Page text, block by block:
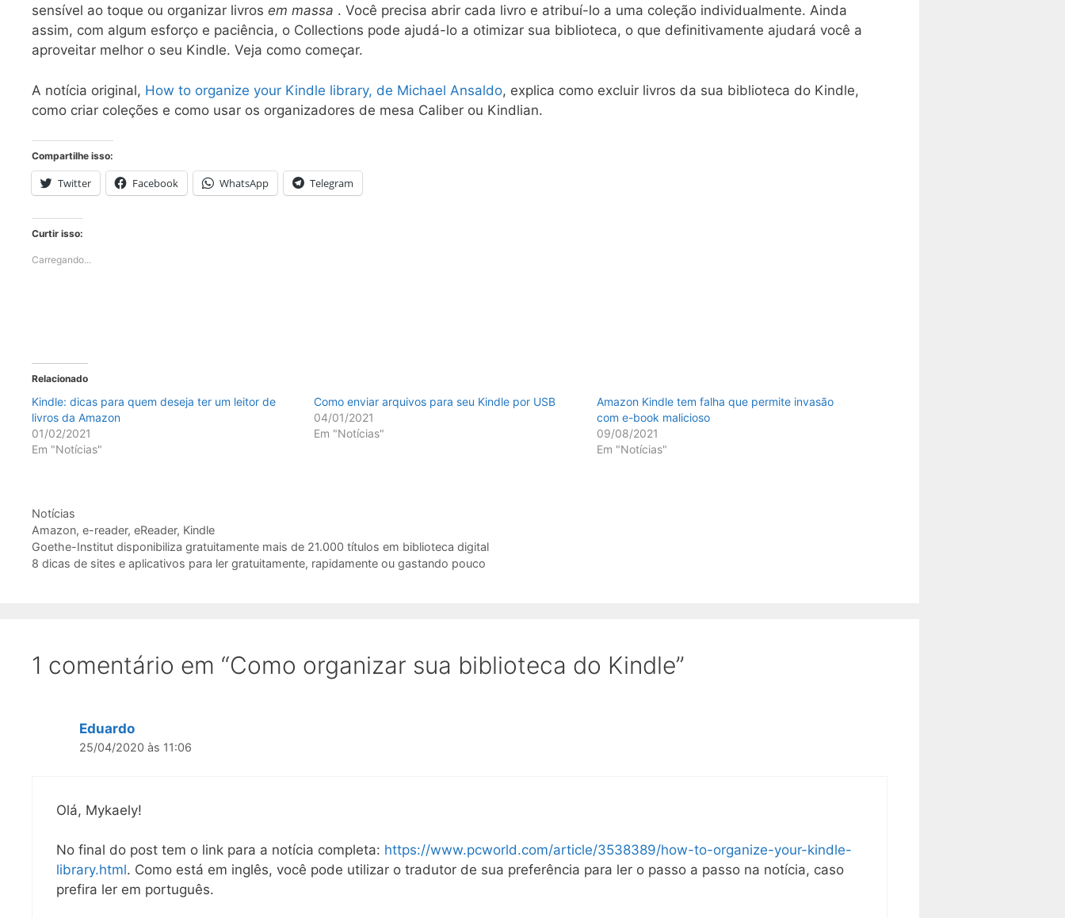
sensível ao toque ou organizar livros em massa . Você precisa abrir cada livro e atribuí-lo a uma coleção individualmente. Ainda
assim, com algum esforço e paciência, o Collections pode ajudá-lo a otimizar sua biblioteca, o que definitivamente ajudará você a
aproveitar melhor o seu Kindle. Veja como começar.
A notícia original, How to organize your Kindle library, de Michael Ansaldo, explica como excluir livros da sua biblioteca do Kindle,
como criar coleções e como usar os organizadores de mesa Caliber ou Kindlian.
Compartilhe isso:
Twitter Facebook WhatsApp Telegram
Curtir isso:
Carregando...
Relacionado
Kindle: dicas para quem deseja ter um leitor de
livros da Amazon
01/02/2021
Em "Notícias"
Como enviar arquivos para seu Kindle por USB
04/01/2021
Em "Notícias"
Amazon Kindle tem falha que permite invasão
com e-book malicioso
09/08/2021
Em "Notícias"
Categorias
Notícias
Tags
Amazon, e-reader, eReader, Kindle
Goethe-Institut disponibiliza gratuitamente mais de 21.000 títulos em biblioteca digital
8 dicas de sites e aplicativos para ler gratuitamente, rapidamente ou gastando pouco
1 comentário em “Como organizar sua biblioteca do Kindle”
Eduardo
25/04/2020 às 11:06
Olá, Mykaely!
No final do post tem o link para a notícia completa: https://www.pcworld.com/article/3538389/how-to-organize-your-kindle-
library.html. Como está em inglês, você pode utilizar o tradutor de sua preferência para ler o passo a passo na notícia, caso
prefira ler em português.